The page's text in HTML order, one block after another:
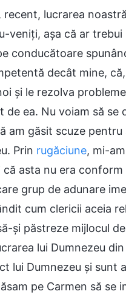
lucrarea
veniți, așa că ar
conducătoare
decât mine,
și le rezolva
ea. Nu voiam să
am găsit scuze
Prin rugăciune, mi-
asta nu era
grup de adunare
cum clericii aceia
și păstreze mijlocul
lui Dumnezeu
lui Dumnezeu și sunt
pe Carmen să